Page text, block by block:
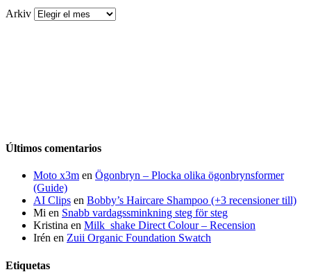
Arkiv
Últimos comentarios
Moto x3m en Ögonbryn – Plocka olika ögonbrynsformer
(Guide)
AI Clips en Bobby’s Haircare Shampoo (+3 recensioner till)
Mi en Snabb vardagssminkning steg för steg
Kristina en Milk_shake Direct Colour – Recension
Irén en Zuii Organic Foundation Swatch
Etiquetas